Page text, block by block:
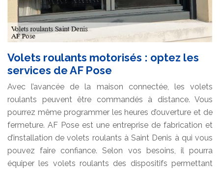
Volets roulants motorisés : optez les
services de AF Pose
Avec l’avancée de la maison connectée, les volets
roulants peuvent être commandés à distance. Vous
pourrez même programmer les heures d’ouverture et de
fermeture. AF Pose est une entreprise de fabrication et
d’installation de volets roulants à Saint Denis à qui vous
pouvez faire confiance. Selon vos besoins, il pourra
équiper les volets roulants des dispositifs permettant